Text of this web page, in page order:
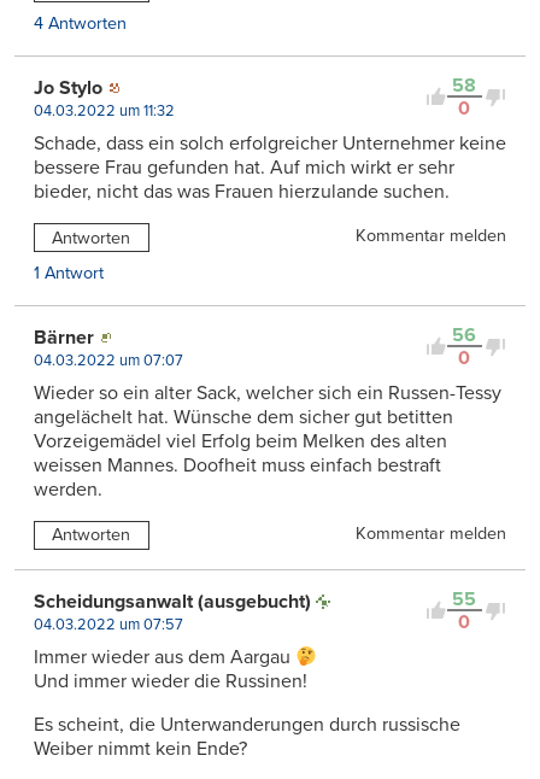
4 Antworten
58
0
Jo Stylo
04.03.2022 um 11:32
Schade, dass ein solch erfolgreicher Unternehmer keine
bessere Frau gefunden hat. Auf mich wirkt er sehr
bieder, nicht das was Frauen hierzulande suchen.
Antworten
Kommentar melden
1 Antwort
56
0
Bärner
04.03.2022 um 07:07
Wieder so ein alter Sack, welcher sich ein Russen-Tessy
angelächelt hat. Wünsche dem sicher gut betitten
Vorzeigemädel viel Erfolg beim Melken des alten
weissen Mannes. Doofheit muss einfach bestraft
werden.
Antworten Kommentar melden
55
0
Scheidungsanwalt (ausgebucht)
04.03.2022 um 07:57
Immer wieder aus dem Aargau
Und immer wieder die Russinen!
Es scheint, die Unterwanderungen durch russische
Weiber nimmt kein Ende?